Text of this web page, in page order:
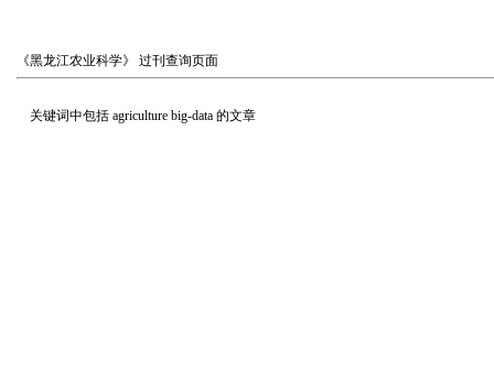
《黑龙江农业科学》 过刊查询页面
关键词中包括 agriculture big-data 的文章